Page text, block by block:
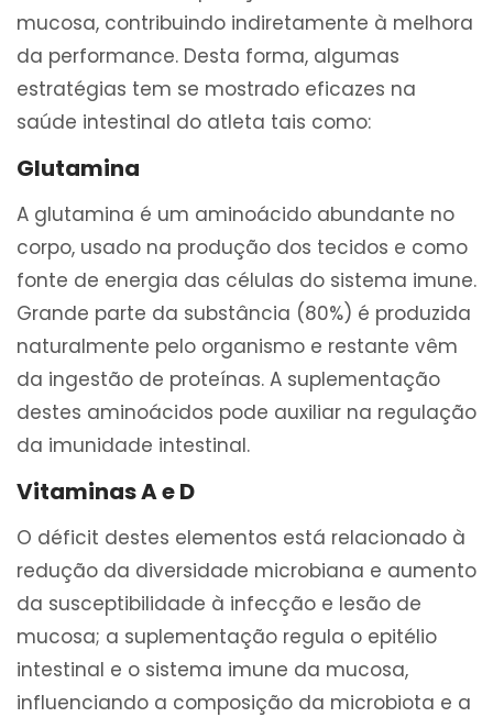
mucosa, contribuindo indiretamente à melhora
da performance. Desta forma, algumas
estratégias tem se mostrado eficazes na
saúde intestinal do atleta tais como:
Glutamina
A glutamina é um aminoácido abundante no
corpo, usado na produção dos tecidos e como
fonte de energia das células do sistema imune.
Grande parte da substância (80%) é produzida
naturalmente pelo organismo e restante vêm
da ingestão de proteínas. A suplementação
destes aminoácidos pode auxiliar na regulação
da imunidade intestinal.
Vitaminas A e D
O déficit destes elementos está relacionado à
redução da diversidade microbiana e aumento
da susceptibilidade à infecção e lesão de
mucosa; a suplementação regula o epitélio
intestinal e o sistema imune da mucosa,
influenciando a composição da microbiota e a